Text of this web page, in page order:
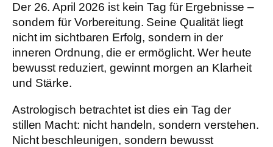
Der 26. April 2026 ist kein Tag für Ergebnisse –
sondern für Vorbereitung. Seine Qualität liegt
nicht im sichtbaren Erfolg, sondern in der
inneren Ordnung, die er ermöglicht. Wer heute
bewusst reduziert, gewinnt morgen an Klarheit
und Stärke.
Astrologisch betrachtet ist dies ein Tag der
stillen Macht: nicht handeln, sondern verstehen.
Nicht beschleunigen, sondern bewusst